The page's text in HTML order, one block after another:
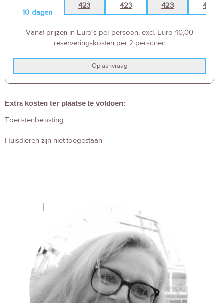
10 dagen
423 423 423 423
Vanaf prijzen in Euro’s per persoon, excl. Euro 40,00
reserveringskosten per 2 personen
Op aanvraag
Extra kosten ter plaatse te voldoen:
Toeristenbelasting
Huisdieren zijn niet toegestaan